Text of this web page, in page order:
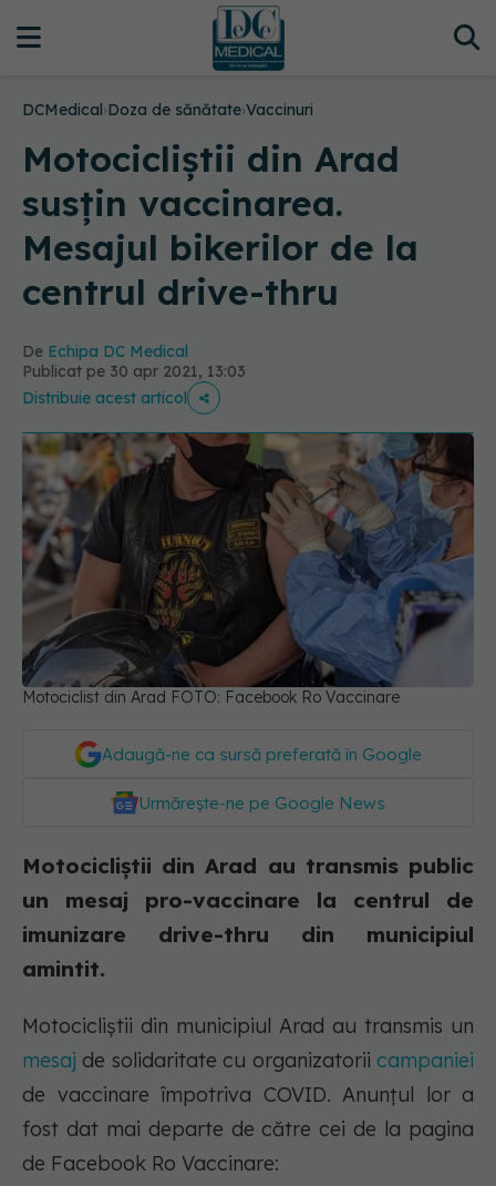
DCMedical›Doza de sănătate›Vaccinuri
Motocicliștii din Arad
susțin vaccinarea.
Mesajul bikerilor de la
centrul drive-thru
De Echipa DC Medical
Publicat pe 30 apr 2021, 13:03
Distribuie acest articol
Motociclist din Arad FOTO: Facebook Ro Vaccinare
Adaugă-ne ca sursă preferată în Google
Urmărește-ne pe Google News
Motocicliștii din Arad au transmis public
un mesaj pro-vaccinare la centrul de
imunizare drive-thru din municipiul
amintit.
Motocicliștii din municipiul Arad au transmis un
mesaj de solidaritate cu organizatorii campaniei
de vaccinare împotriva COVID. Anunțul lor a
fost dat mai departe de către cei de la pagina
de Facebook Ro Vaccinare: